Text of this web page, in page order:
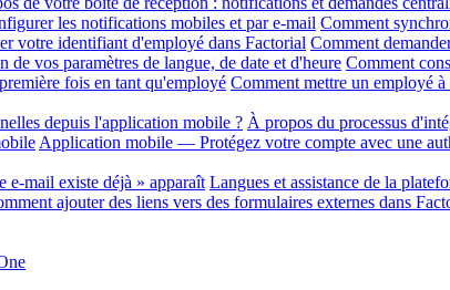
les notifications mobiles et par e-mail Comment
votre identifiant d'employé dans Factorial Comment
de vos paramètres de langue, de date et d'heure Comment
fois en tant qu'employé Comment mettre un employé à
depuis l'application mobile ? À propos du processus
Application mobile — Protégez votre compte avec une
e-mail existe déjà » apparaît Langues et assistance de la
ajouter des liens vers des formulaires externes dans